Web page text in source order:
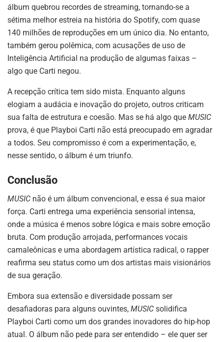
álbum quebrou recordes de streaming, tornando-se a
sétima melhor estreia na história do Spotify, com quase
140 milhões de reproduções em um único dia. No entanto,
também gerou polêmica, com acusações de uso de
Inteligência Artificial na produção de algumas faixas –
algo que Carti negou.
A recepção crítica tem sido mista. Enquanto alguns
elogiam a audácia e inovação do projeto, outros criticam
sua falta de estrutura e coesão. Mas se há algo que MUSIC
prova, é que Playboi Carti não está preocupado em agradar
a todos. Seu compromisso é com a experimentação, e,
nesse sentido, o álbum é um triunfo.
Conclusão
MUSIC não é um álbum convencional, e essa é sua maior
força. Carti entrega uma experiência sensorial intensa,
onde a música é menos sobre lógica e mais sobre emoção
bruta. Com produção arrojada, performances vocais
camaleônicas e uma abordagem artística radical, o rapper
reafirma seu status como um dos artistas mais visionários
de sua geração.
Embora sua extensão e diversidade possam ser
desafiadoras para alguns ouvintes, MUSIC solidifica
Playboi Carti como um dos grandes inovadores do hip-hop
atual. O álbum não pede para ser entendido – ele quer ser